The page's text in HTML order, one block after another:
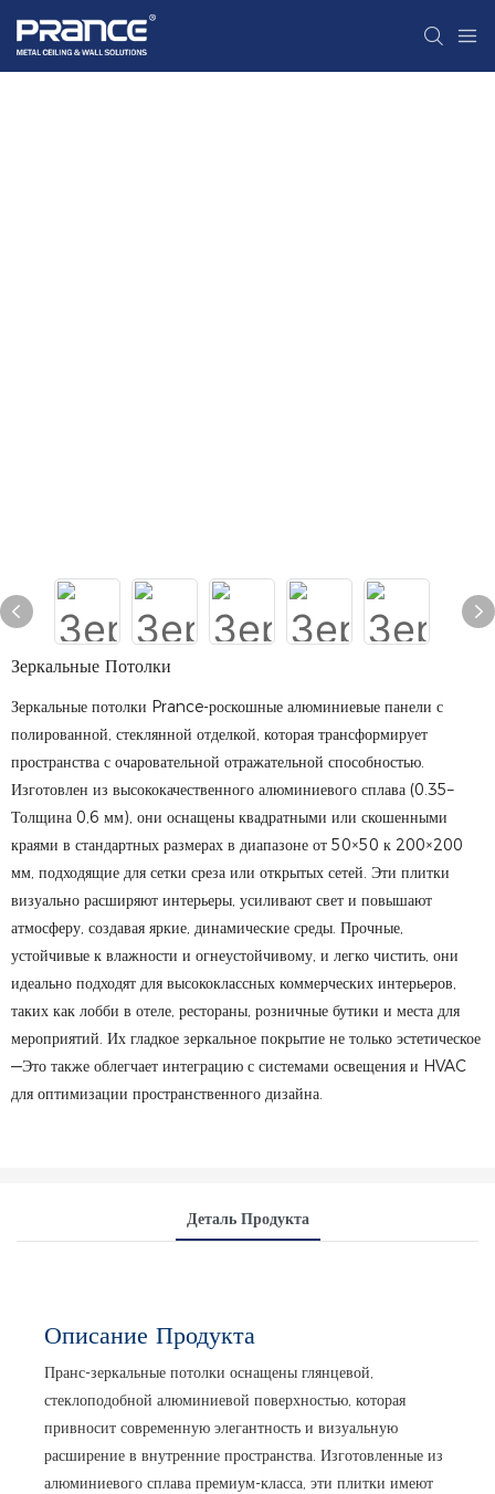
Зеркальные Потолки
Зеркальные потолки Prance-роскошные алюминиевые панели с
полированной, стеклянной отделкой, которая трансформирует
пространства с очаровательной отражательной способностью.
Изготовлен из высококачественного алюминиевого сплава (0.35–
Толщина 0,6 мм), они оснащены квадратными или скошенными
краями в стандартных размерах в диапазоне от 50×50 к 200×200
мм, подходящие для сетки среза или открытых сетей. Эти плитки
визуально расширяют интерьеры, усиливают свет и повышают
атмосферу, создавая яркие, динамические среды. Прочные,
устойчивые к влажности и огнеустойчивому, и легко чистить, они
идеально подходят для высококлассных коммерческих интерьеров,
таких как лобби в отеле, рестораны, розничные бутики и места для
мероприятий. Их гладкое зеркальное покрытие не только эстетическое
—Это также облегчает интеграцию с системами освещения и HVAC
для оптимизации пространственного дизайна.
Деталь Продукта
Описание Продукта
Пранс-зеркальные потолки оснащены глянцевой,
стеклоподобной алюминиевой поверхностью, которая
привносит современную элегантность и визуальную
расширение в внутренние пространства. Изготовленные из
алюминиевого сплава премиум-класса, эти плитки имеют